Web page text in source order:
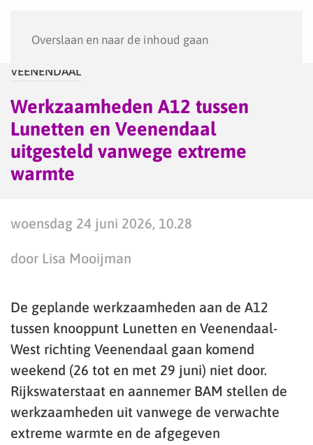
Overslaan en naar de inhoud gaan
VEENENDAAL
Werkzaamheden A12 tussen
Lunetten en Veenendaal
uitgesteld vanwege extreme
warmte
woensdag 24 juni 2026, 10.28
door Lisa Mooijman
De geplande werkzaamheden aan de A12
tussen knooppunt Lunetten en Veenendaal-
West richting Veenendaal gaan komend
weekend (26 tot en met 29 juni) niet door.
Rijkswaterstaat en aannemer BAM stellen de
werkzaamheden uit vanwege de verwachte
extreme warmte en de afgegeven